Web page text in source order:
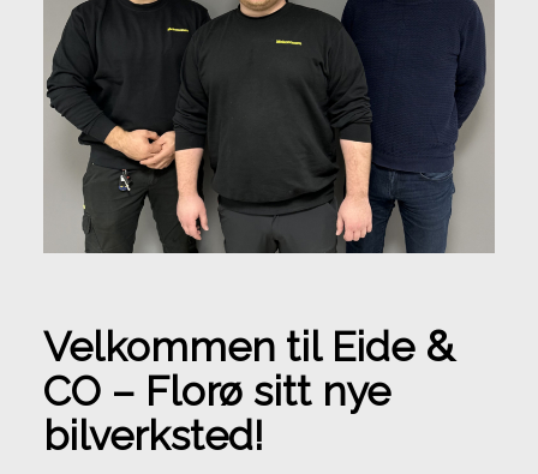
Velkommen til Eide &
CO – Florø sitt nye
bilverksted!